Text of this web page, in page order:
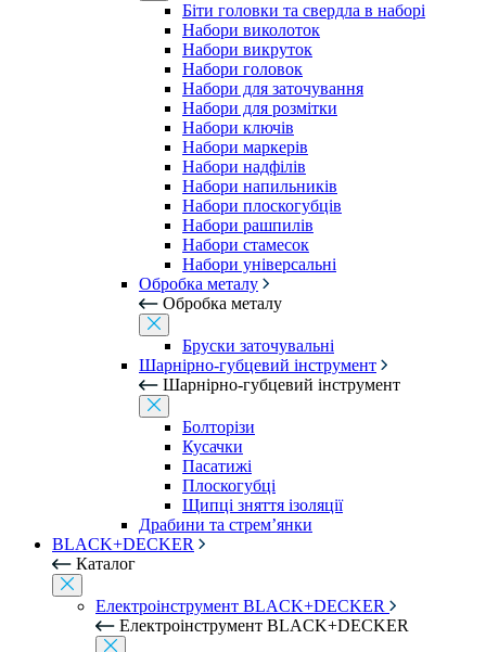
Біти головки та свердла в наборі
Набори виколоток
Набори викруток
Набори головок
Набори для заточування
Набори для розмітки
Набори ключів
Набори маркерів
Набори надфілів
Набори напильників
Набори плоскогубців
Набори рашпилів
Набори стамесок
Набори універсальні
Обробка металу
Обробка металу
Бруски заточувальні
Шарнірно-губцевий інструмент
Шарнірно-губцевий інструмент
Болторізи
Кусачки
Пасатижі
Плоскогубці
Щипці зняття ізоляції
Драбини та стрем’янки
BLACK+DECKER
Каталог
Електроінструмент BLACK+DECKER
Електроінструмент BLACK+DECKER